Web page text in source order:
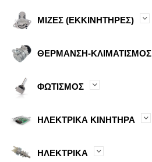
ΜΙΖΕΣ (ΕΚΚΙΝΗΤΗΡΕΣ)
ΘΕΡΜΑΝΣΗ-ΚΛΙΜΑΤΙΣΜΟΣ
ΦΩΤΙΣΜΟΣ
ΗΛΕΚΤΡΙΚΑ ΚΙΝΗΤΗΡΑ
ΗΛΕΚΤΡΙΚΑ